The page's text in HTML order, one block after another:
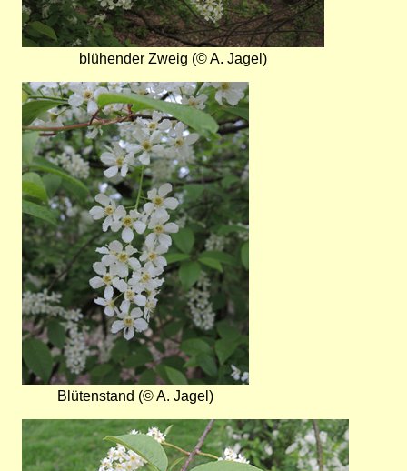
blühender Zweig (© A. Jagel)
Bild
Blütenstand (© A. Jagel)
Bild